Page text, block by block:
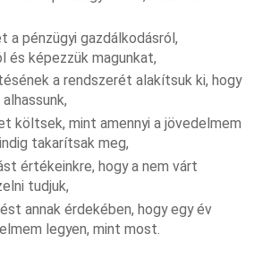
a pénzügyi gazdálkodásról,
és képezzük magunkat,
a rendszerét alakítsuk ki, hogy
költsek, mint amennyi a jövedelmem
takarítsak meg,
értékeinkre, hogy a nem várt
tudjuk,
annak érdekében, hogy egy év
legyen, mint most.